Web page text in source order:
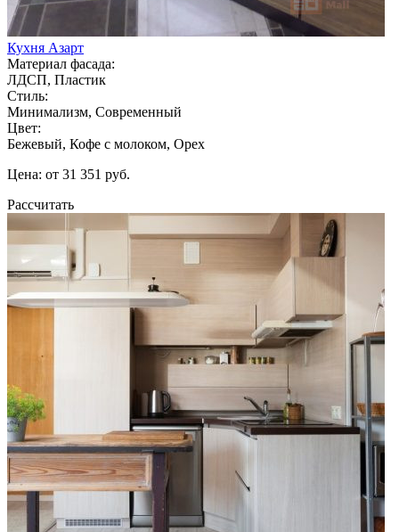
Кухня Азарт
Материал фасада:
ЛДСП, Пластик
Стиль:
Минимализм, Современный
Цвет:
Бежевый, Кофе с молоком, Орех
Цена: от 31 351 руб.
Рассчитать